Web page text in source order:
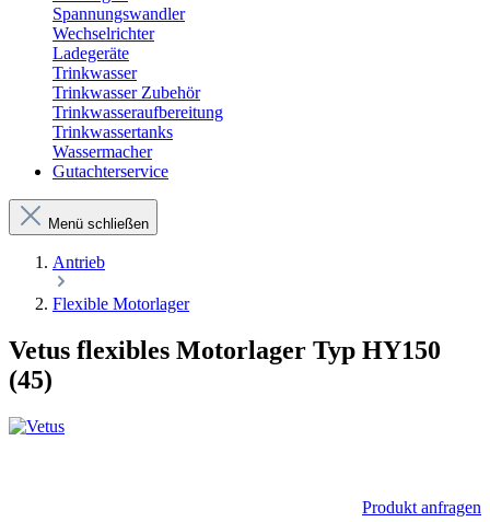
Spannungswandler
Wechselrichter
Ladegeräte
Trinkwasser
Trinkwasser Zubehör
Trinkwasseraufbereitung
Trinkwassertanks
Wassermacher
Gutachterservice
Menü schließen
Antrieb
Flexible Motorlager
Vetus flexibles Motorlager Typ HY150
(45)
Produkt anfragen